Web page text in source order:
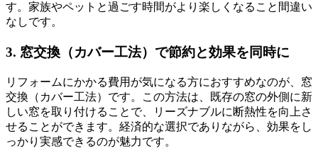
す。家族やペットと過ごす時間がより楽しくなること間違い
なしです。
3. 窓交換（カバー工法）で節約と効果を同時に
リフォームにかかる費用が気になる方におすすめなのが、窓
交換（カバー工法）です。この方法は、既存の窓の外側に新
しい窓を取り付けることで、リーズナブルに断熱性を向上さ
せることができます。経済的な選択でありながら、効果をし
っかり実感できるのが魅力です。